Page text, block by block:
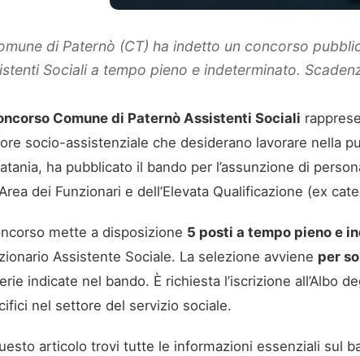
di Paternò (CT) ha indetto un concorso
Sociali a tempo pieno e indeterminato.
Comune di Paternò Assistenti Sociali
socio-assistenziale che desiderano lavorare nella
ha pubblicato il bando per l’assunzione di
dei Funzionari e dell’Elevata Qualificazione (ex
mette a disposizione 5 posti a tempo pieno e
Assistente Sociale. La selezione avviene per
indicate nel bando. È richiesta l’iscrizione all’Albo
nel settore del servizio sociale.
articolo trovi tutte le informazioni essenziali sul